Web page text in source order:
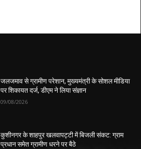
जलजमाव से ग्रामीण परेशान, मुख्यमंत्री के सोशल मीडिया
पर शिकायत दर्ज, डीएम ने लिया संज्ञान
09/08/2026
कुशीनगर के शाहपुर खलवापट्टी में बिजली संकट: ग्राम
प्रधान समेत ग्रामीण धरने पर बैठे